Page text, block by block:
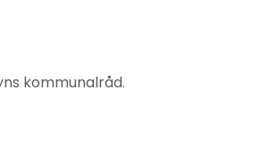
kommunalråd.